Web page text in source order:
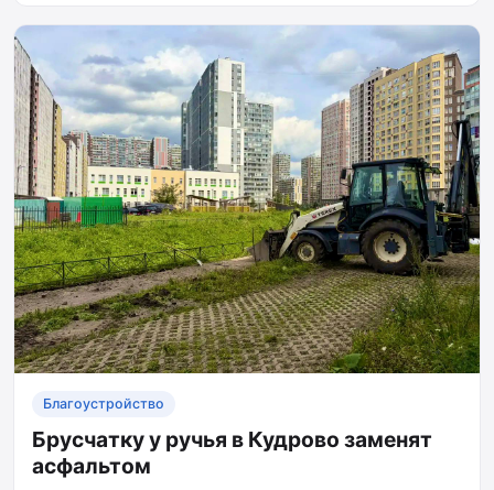
Благоустройство
Брусчатку у ручья в Кудрово заменят
асфальтом